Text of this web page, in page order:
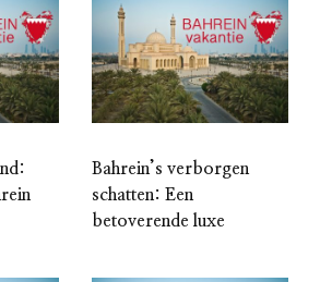
Bahrein’s verborgen
schatten: Een
betoverende luxe